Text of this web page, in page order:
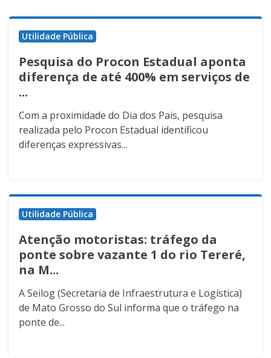
Utilidade Pública
Pesquisa do Procon Estadual aponta
diferença de até 400% em serviços de
...
Com a proximidade do Dia dos Pais, pesquisa
realizada pelo Procon Estadual identificou
diferenças expressivas...
Utilidade Pública
Atenção motoristas: tráfego da
ponte sobre vazante 1 do rio Tereré,
na M...
A Seilog (Secretaria de Infraestrutura e Logística)
de Mato Grosso do Sul informa que o tráfego na
ponte de...